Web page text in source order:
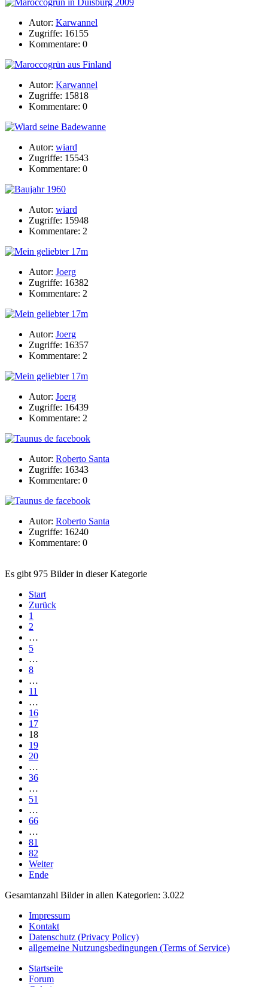
Autor: Karwannel
Zugriffe: 16155
Kommentare: 0
Autor: Karwannel
Zugriffe: 15818
Kommentare: 0
Autor: wiard
Zugriffe: 15543
Kommentare: 0
Autor: wiard
Zugriffe: 15948
Kommentare: 2
Autor: Joerg
Zugriffe: 16382
Kommentare: 2
Autor: Joerg
Zugriffe: 16357
Kommentare: 2
Autor: Joerg
Zugriffe: 16439
Kommentare: 2
Autor: Roberto Santa
Zugriffe: 16343
Kommentare: 0
Autor: Roberto Santa
Zugriffe: 16240
Kommentare: 0
Es gibt 975 Bilder in dieser Kategorie
Start
Zurück
1
2
…
5
…
8
…
11
…
16
17
18
19
20
…
36
…
51
…
66
…
81
82
Weiter
Ende
Gesamtanzahl Bilder in allen Kategorien: 3.022
Impressum
Kontakt
Datenschutz (Privacy Policy)
allgemeine Nutzungsbedingungen (Terms of Service)
Startseite
Forum